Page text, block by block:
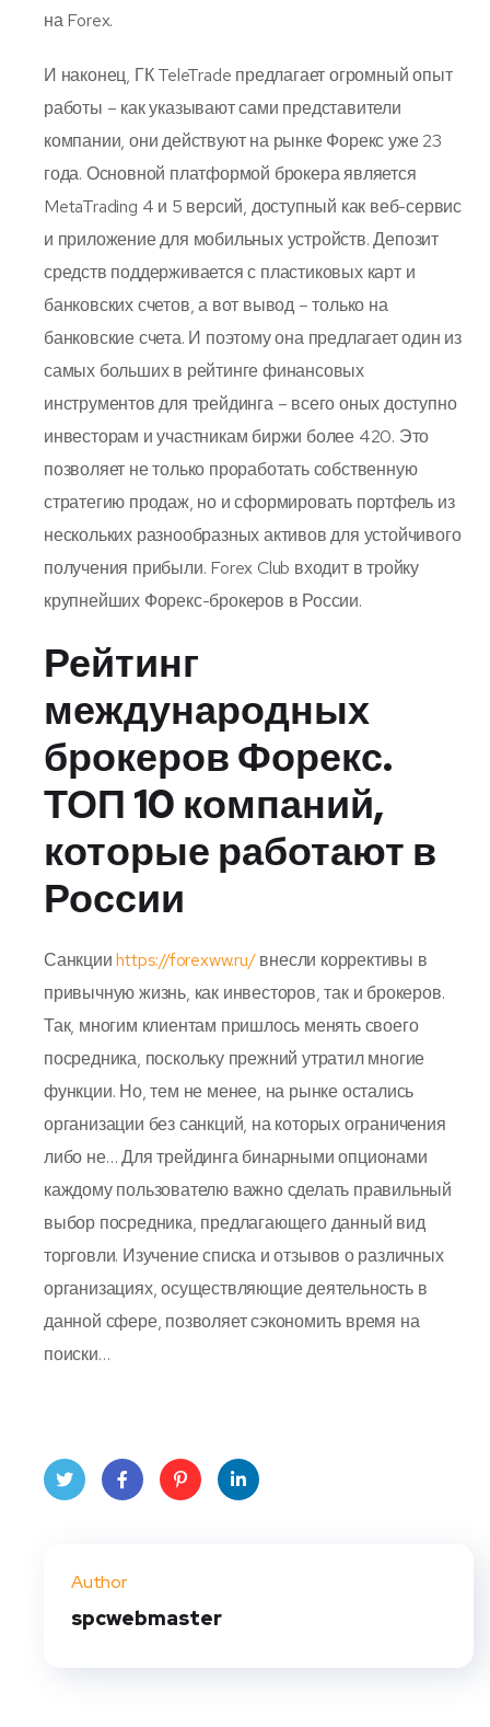
на Forex.
И наконец, ГК TeleTrade предлагает огромный опыт
работы – как указывают сами представители
компании, они действуют на рынке Форекс уже 23
года. Основной платформой брокера является
MetaTrading 4 и 5 версий, доступный как веб-сервис
и приложение для мобильных устройств. Депозит
средств поддерживается с пластиковых карт и
банковских счетов, а вот вывод – только на
банковские счета. И поэтому она предлагает один из
самых больших в рейтинге финансовых
инструментов для трейдинга – всего оных доступно
инвесторам и участникам биржи более 420. Это
позволяет не только проработать собственную
стратегию продаж, но и сформировать портфель из
нескольких разнообразных активов для устойчивого
получения прибыли. Forex Club входит в тройку
крупнейших Форекс-брокеров в России.
Рейтинг
международных
брокеров Форекс.
ТОП 10 компаний,
которые работают в
России
Санкцииhttps://forexww.ru/внесли коррективы в
привычную жизнь, как инвесторов, так и брокеров.
Так, многим клиентам пришлось менять своего
посредника, поскольку прежний утратил многие
функции. Но, тем не менее, на рынке остались
организации без санкций, на которых ограничения
либо не… Для трейдинга бинарными опционами
каждому пользователю важно сделать правильный
выбор посредника, предлагающего данный вид
торговли. Изучение списка и отзывов о различных
организациях, осуществляющие деятельность в
данной сфере, позволяет сэкономить время на
поиски…
t
Author
spcwebmaster